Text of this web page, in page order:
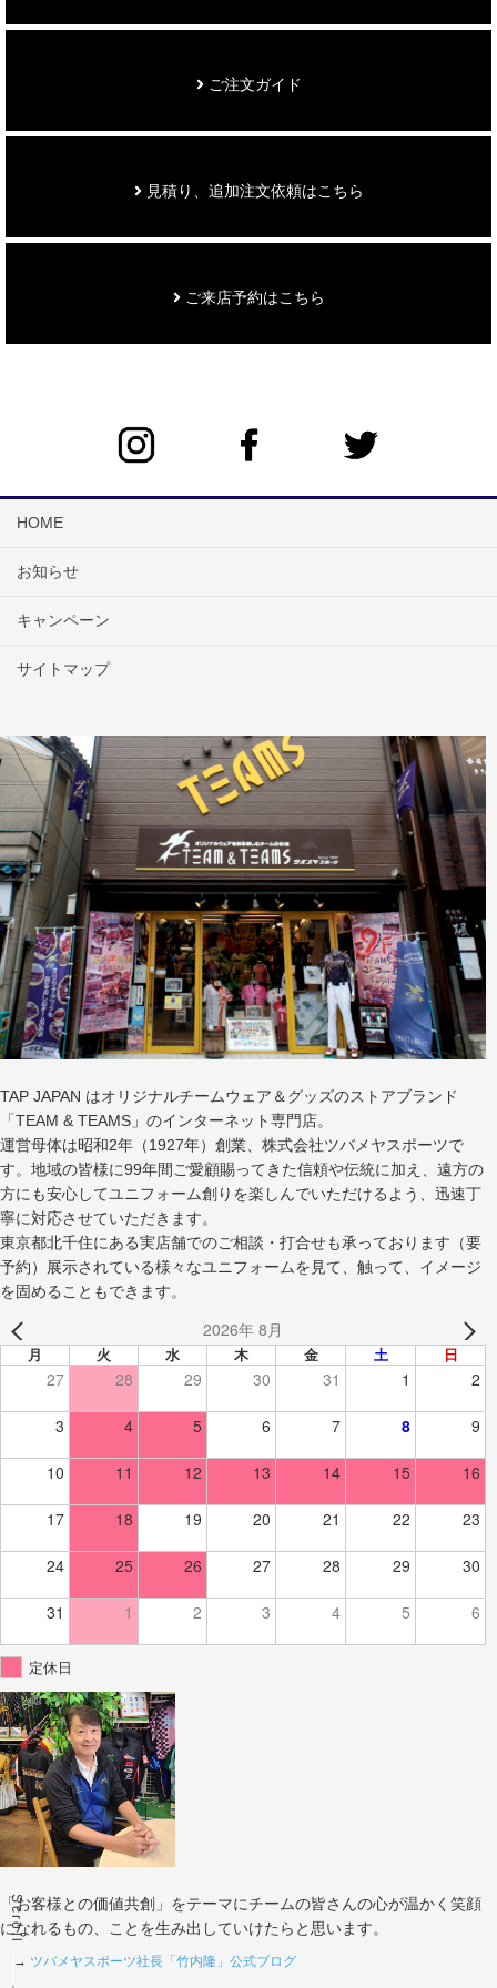
Scroll
ご注文ガイド
見積り、追加注文依頼はこちら
ご来店予約はこちら
HOME
お知らせ
キャンペーン
サイトマップ
TAP JAPAN はオリジナルチームウェア＆グッズのストアブランド
「TEAM & TEAMS」のインターネット専門店。
運営母体は昭和2年（1927年）創業、株式会社ツバメヤスポーツで
す。地域の皆様に99年間ご愛顧賜ってきた信頼や伝統に加え、遠方の
方にも安心してユニフォーム創りを楽しんでいただけるよう、迅速丁
寧に対応させていただきます。
東京都北千住にある実店舗でのご相談・打合せも承っております（要
予約）展示されている様々なユニフォームを見て、触って、イメージ
を固めることもできます。
2026年 8月
月 火 水 木 金 土 日
27 28 29 30 31 1 2
3 4 5 6 7 8 9
10 11 12 13 14 15 16
17 18 19 20 21 22 23
24 25 26 27 28 29 30
31 1 2 3 4 5 6
定休日
「お客様との価値共創」をテーマにチームの皆さんの心が温かく笑顔
になれるもの、ことを生み出していけたらと思います。
→ ツバメヤスポーツ社長「竹内隆」公式ブログ